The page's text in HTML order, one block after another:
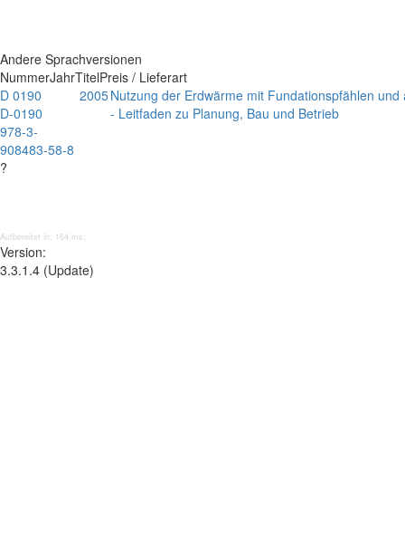
Andere Sprachversionen
NummerJahrTitelPreis / Lieferart
D 0190
D-0190
978-3-
908483-58-8
?
2005Nutzung der Erdwärme mit Fundationspfählen
- Leitfaden zu Planung, Bau und Betrieb
Aufbereitet in: 164 ms;
Version:
3.3.1.4 (Update)